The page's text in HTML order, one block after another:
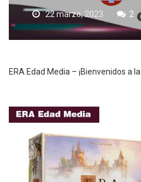
22 marzo, 2023 2
ERA Edad Media – ¡Bienvenidos a